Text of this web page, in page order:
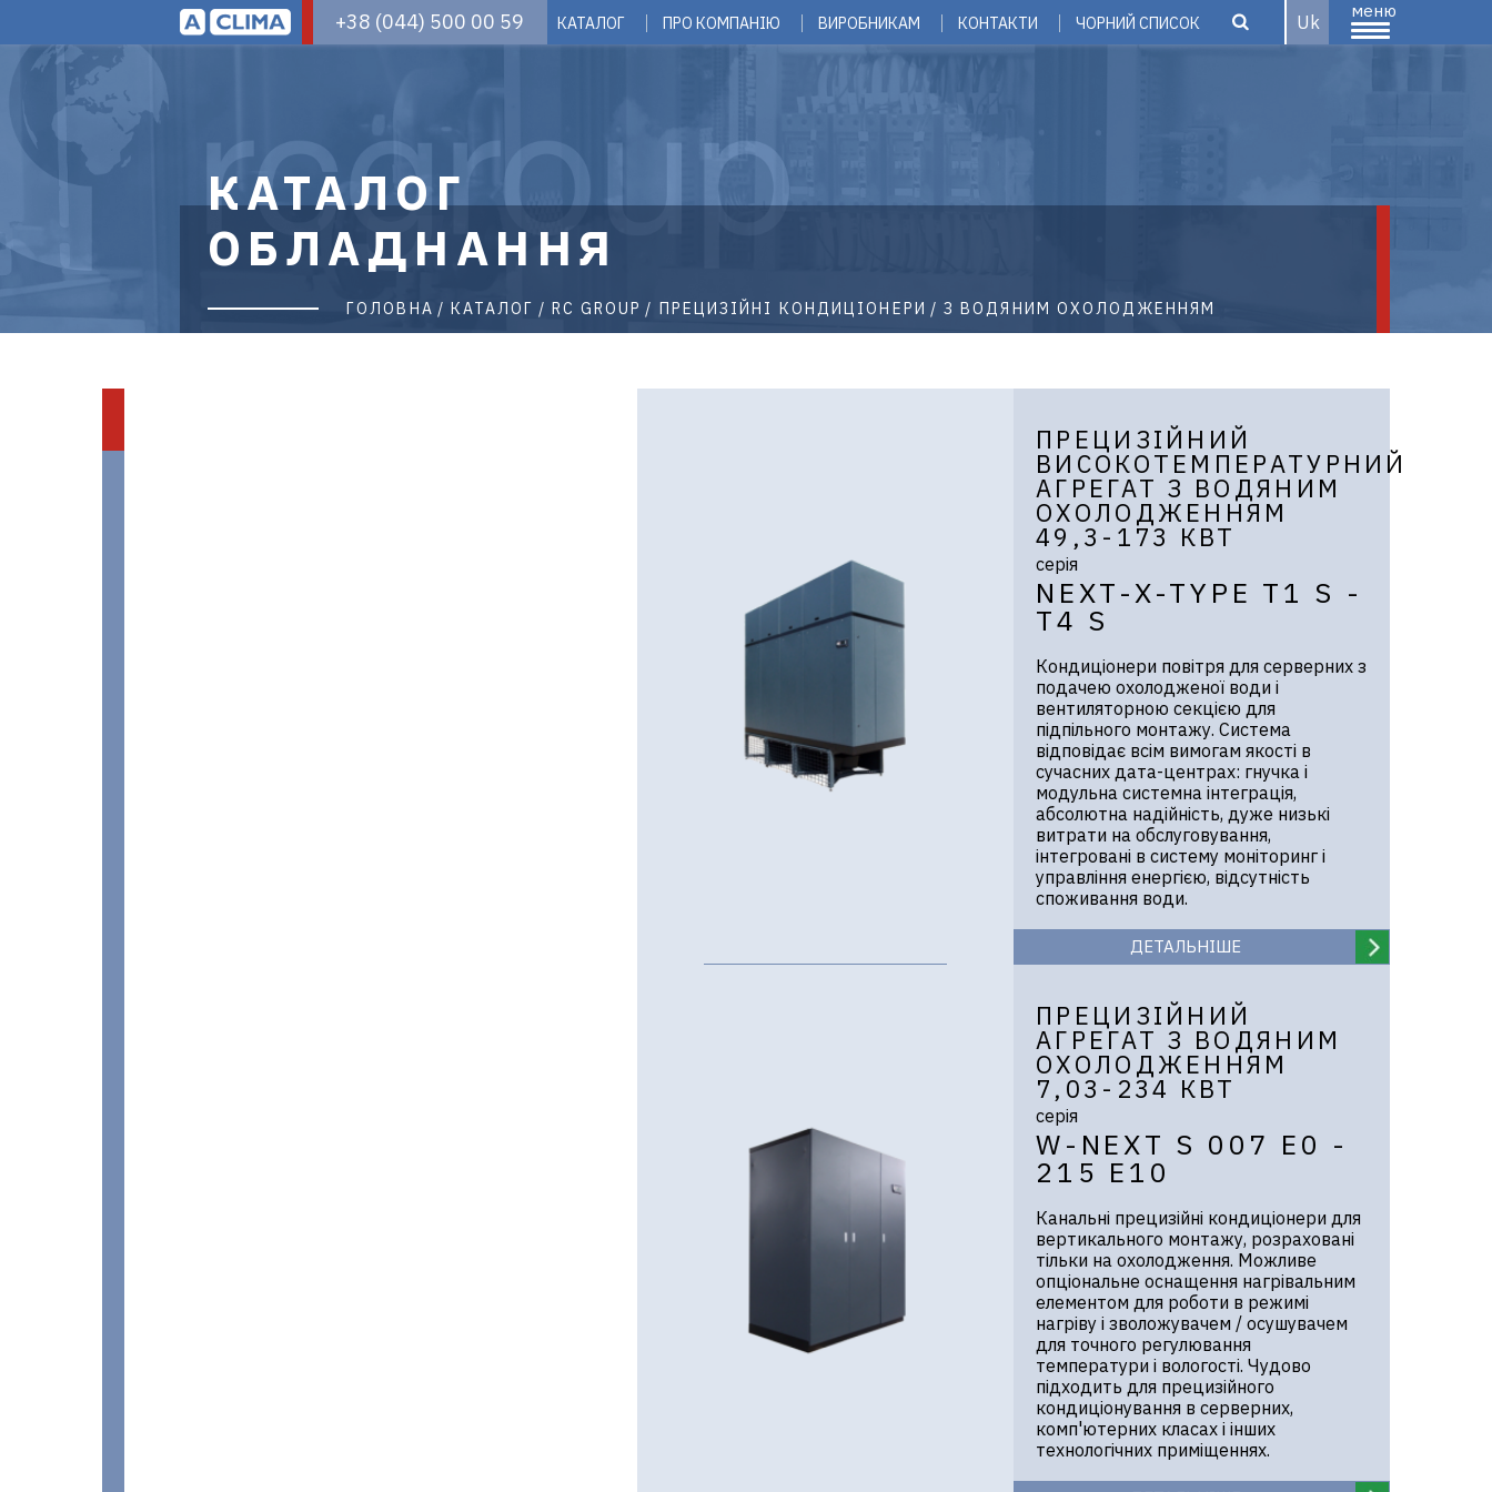
+38 (044) 500 00 59 Uk
меню
КАТАЛОГ ПРО КОМПАНІЮ ВИРОБНИКАМ КОНТАКТИ ЧОРНИЙ СПИСОК
КАТАЛОГ
ОБЛАДНАННЯ
ГОЛОВНА КАТАЛОГ RC GROUP ПРЕЦИЗІЙНІ КОНДИЦІОНЕРИ З ВОДЯНИМ ОХОЛОДЖЕННЯМ
ПРЕЦИЗІЙНИЙ
ВИСОКОТЕМПЕРАТУРНИЙ
АГРЕГАТ З ВОДЯНИМ
ОХОЛОДЖЕННЯМ
49,3-173 КВТ
серія
NEXT-X-TYPE T1 S -
T4 S
Кондиціонери повітря для серверних з
подачею охолодженої води і
вентиляторною секцією для
підпільного монтажу. Система
відповідає всім вимогам якості в
сучасних дата-центрах: гнучка і
модульна системна інтеграція,
абсолютна надійність, дуже низькі
витрати на обслуговування,
інтегровані в систему моніторинг і
управління енергією, відсутність
споживання води.
ДЕТАЛЬНІШЕ
ПРЕЦИЗІЙНИЙ
АГРЕГАТ З ВОДЯНИМ
ОХОЛОДЖЕННЯМ
7,03-234 КВТ
серія
W-NEXT S 007 E0 -
215 E10
Канальні прецизійні кондиціонери для
вертикального монтажу, розраховані
тільки на охолодження. Можливе
опціональне оснащення нагрівальним
елементом для роботи в режимі
нагріву і зволожувачем / осушувачем
для точного регулювання
температури і вологості. Чудово
підходить для прецизійного
кондиціонування в серверних,
комп'ютерних класах і інших
технологічних приміщеннях.